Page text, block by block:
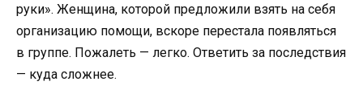
руки». Женщина, которой предложили взять на себя
организацию помощи, вскоре перестала появляться
в группе. Пожалеть — легко. Ответить за последствия
— куда сложнее.